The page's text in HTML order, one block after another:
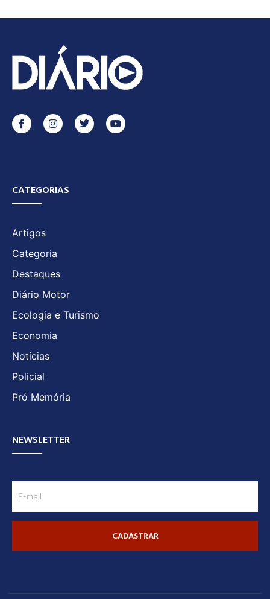
CATEGORIAS
Artigos
Categoria
Destaques
Diário Motor
Ecologia e Turismo
Economia
Notícias
Policial
Pró Memória
NEWSLETTER
CADASTRAR